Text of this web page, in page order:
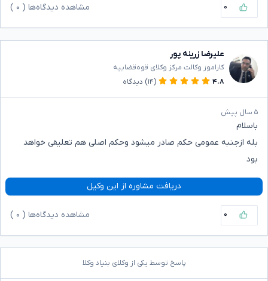
۰ مشاهده دیدگاه‌ها ( ۰
علیرضا زرینه پور
کاراموز وکالت مرکز وکلای قوه‌قضاییه
۴.۸
(۱۴) دیدگاه
۵ سال پیش
باسلام
بله ازجنبه عمومی حکم صادر میشود وحکم اصلی هم تعلیقی خواهد
بود
دریافت مشاوره از این وکیل
۰ مشاهده دیدگاه‌ها ( ۰
پاسخ توسط یکی از وکلای بنیاد وکلا